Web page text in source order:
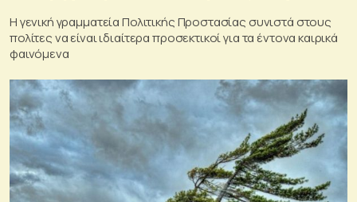
Η γενική γραμματεία Πολιτικής Προστασίας συνιστά στους
πολίτες να είναι ιδιαίτερα προσεκτικοί για τα έντονα καιρικά
φαινόμενα